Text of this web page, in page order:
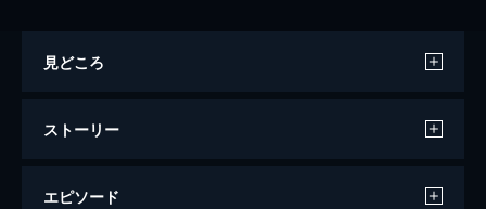
見どころ
ストーリー
エピソード